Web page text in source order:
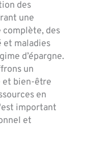
des
une
des
et maladies
d’épargne.
un
et bien-être
en
important
et